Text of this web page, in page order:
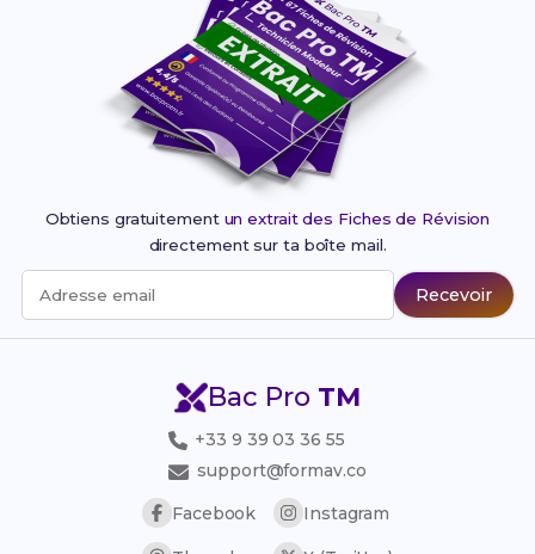
Obtiens gratuitement un extrait des Fiches de Révision
directement sur ta boîte mail.
Adresse email Recevoir
Bac Pro TM
+33 9 39 03 36 55
support@formav.co
Facebook
Instagram